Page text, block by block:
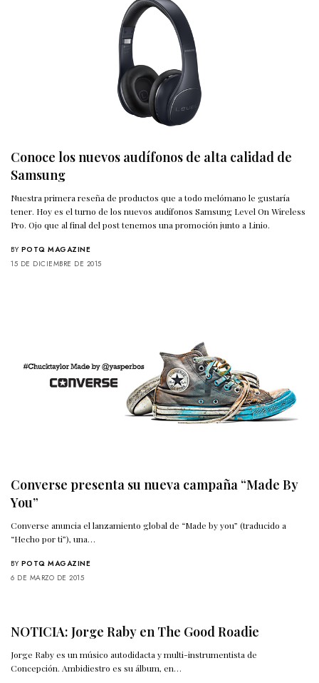
Conoce los nuevos audífonos de alta calidad de
Samsung
Nuestra primera reseña de productos que a todo melómano le gustaría
tener. Hoy es el turno de los nuevos audífonos Samsung Level On Wireless
Pro. Ojo que al final del post tenemos una promoción junto a Linio.
BY POTQ MAGAZINE
15 DE DICIEMBRE DE 2015
Converse presenta su nueva campaña “Made By
You”
Converse anuncia el lanzamiento global de “Made by you” (traducido a
“Hecho por ti”), una…
BY POTQ MAGAZINE
6 DE MARZO DE 2015
NOTICIA: Jorge Raby en The Good Roadie
Jorge Raby es un músico autodidacta y multi-instrumentista de
Concepción. Ambidiestro es su álbum, en…